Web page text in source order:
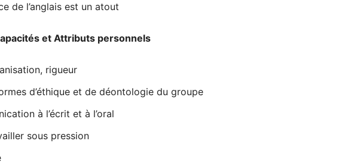
de l’anglais est un atout
et Attributs personnels
rigueur
d’éthique et de déontologie du groupe
à l’écrit et à l’oral
sous pression